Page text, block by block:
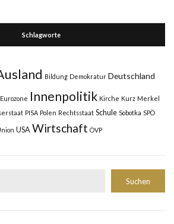
Schlagworte
Bildung Demokratur Deutschland
Eurozone Innenpolitik Kirche Kurz Merkel
PISA Polen Rechtsstaat Schule Sobotka SPÖ
USA Wirtschaft ÖVP
Suchen